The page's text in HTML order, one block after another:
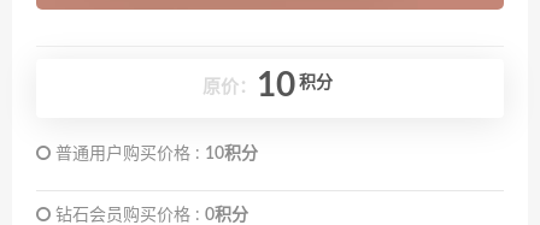
原价： 10 积分
普通用户购买价格 : 10积分
钻石会员购买价格 : 0积分